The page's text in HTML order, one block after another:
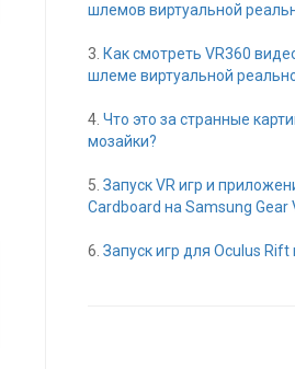
шлемов виртуальной
3. Как смотреть VR360
шлеме виртуальной
4. Что это за странные
мозайки?
5. Запуск VR игр и
Cardboard на Samsung Gear
6. Запуск игр для Oculus Rift